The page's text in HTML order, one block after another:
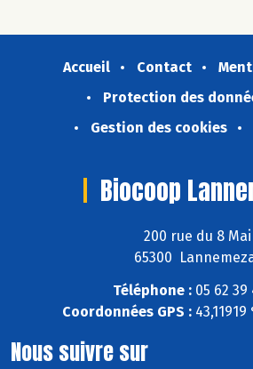
Accueil Contact
Protection des
Gestion des cookies
Biocoop
200 rue du 8 Mai
65300
Téléphone :05 62 39
Coordonnées GPS : 43,11919
Nous suivre sur